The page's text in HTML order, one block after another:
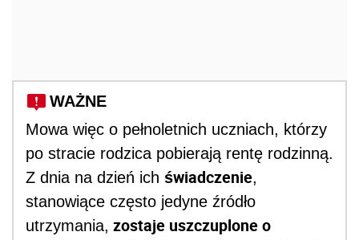
WAŻNE
Mowa więc o pełnoletnich uczniach, którzy
po stracie rodzica pobierają rentę rodzinną.
Z dnia na dzień ich świadczenie,
stanowiące często jedyne źródło
utrzymania, zostaje uszczuplone o